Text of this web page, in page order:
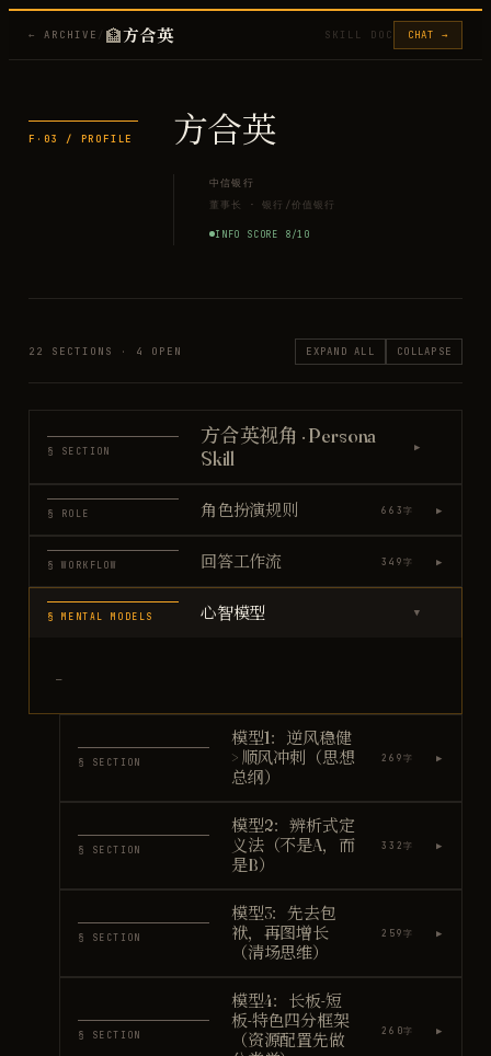
← ARCHIVE / 🏦方合英 SKILL DOC CHAT →
F· 03 / PROFILE 方合英
中信银行
董事长
·银行/价值银行
INFO SCORE 8 /10
22 SECTIONS · 4 OPEN EXPAND ALL COLLAPSE
§ SECTION
方合英视角 · Persona
Skill
▶
§ ROLE 角色扮演规则 663字 ▶
§ WORKFLOW 回答工作流 349字 ▶
§ MENTAL MODELS 心智模型 ▶
—
§ SECTION
模型1：逆风稳健
> 顺风冲刺（思想
总纲）
269字 ▶
§ SECTION
模型2：辨析式定
义法（不是A，而
是B）
332字 ▶
§ SECTION
模型3：先去包
袱，再图增长
（清场思维）
259字 ▶
§ SECTION
模型4：长板-短
板-特色四分框架
（资源配置先做
260字 ▶